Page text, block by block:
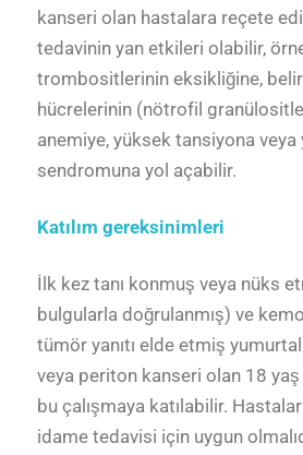
kanseri olan hastalara reçete
tedavinin yan etkileri olabilir,
trombositlerinin eksikliğine,
hücrelerinin (nötrofil
anemiye, yüksek tansiyona
sendromuna yol açabilir.
Katılım gereksinimleri
İlk kez tanı konmuş veya nüks
bulgularla doğrulanmış) ve
tümör yanıtı elde etmiş
veya periton kanseri olan 18 yaş
bu çalışmaya katılabilir.
idame tedavisi için uygun